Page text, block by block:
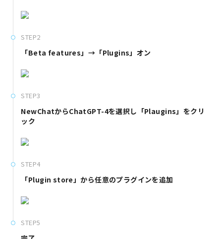
STEP2
「Beta features」→「Plugins」オン
STEP3
NewChatからChatGPT-4を選択し「Plaugins」をクリ
ック
STEP4
「Plugin store」から任意のプラグインを追加
STEP5